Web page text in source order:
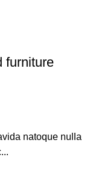
furniture
natoque nulla